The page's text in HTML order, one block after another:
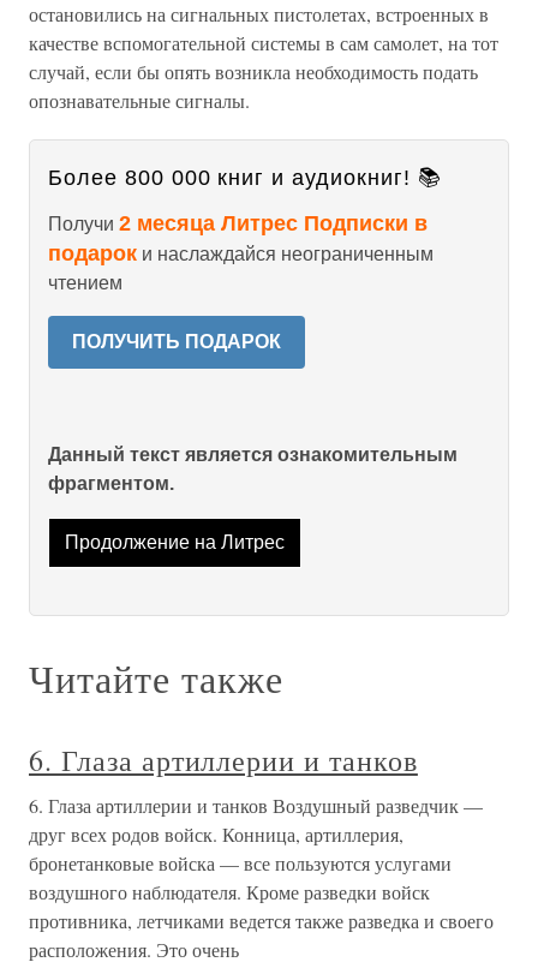
остановились на сигнальных пистолетах, встроенных в
качестве вспомогательной системы в сам самолет, на тот
случай, если бы опять возникла необходимость подать
опознавательные сигналы.
Более 800 000 книг и аудиокниг! 📚
Получи 2 месяца Литрес Подписки в
подарок и наслаждайся неограниченным
чтением
ПОЛУЧИТЬ ПОДАРОК
Данный текст является ознакомительным
фрагментом.
Продолжение на Литрес
Читайте также
6. Глаза артиллерии и танков
6. Глаза артиллерии и танков Воздушный разведчик —
друг всех родов войск. Конница, артиллерия,
бронетанковые войска — все пользуются услугами
воздушного наблюдателя. Кроме разведки войск
противника, летчиками ведется также разведка и своего
расположения. Это очень